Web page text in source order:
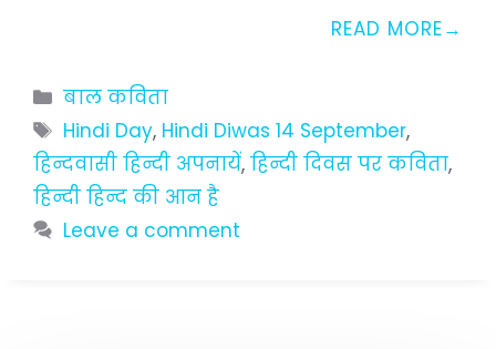
READ MORE
Categories
बाल कविता
Tags
Hindi Day, Hindi Diwas 14 September,
हिन्दवासी हिन्दी अपनायें, हिन्दी दिवस पर कविता,
हिन्दी हिन्द की आन है
Leave a comment